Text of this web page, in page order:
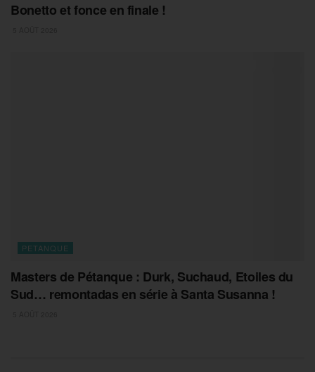
Bonetto et fonce en finale !
PETANQUE
Masters de Pétanque : Durk, Suchaud, Etoiles du
Sud… remontadas en série à Santa Susanna !